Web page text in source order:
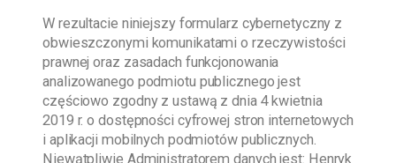
W rezultacie niniejszy formularz cybernetyczny z
obwieszczonymi komunikatami o rzeczywistości
prawnej oraz zasadach funkcjonowania
analizowanego podmiotu publicznego jest
częściowo zgodny z ustawą z dnia 4 kwietnia
2019 r. o dostępności cyfrowej stron internetowych
i aplikacji mobilnych podmiotów publicznych.
Niewątpliwie Administratorem danych jest: Henryk